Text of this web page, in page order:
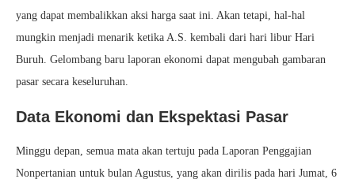
yang dapat membalikkan aksi harga saat ini. Akan tetapi, hal-hal
mungkin menjadi menarik ketika A.S. kembali dari hari libur Hari
Buruh. Gelombang baru laporan ekonomi dapat mengubah gambaran
pasar secara keseluruhan.
Data Ekonomi dan Ekspektasi Pasar
Minggu depan, semua mata akan tertuju pada Laporan Penggajian
Nonpertanian untuk bulan Agustus, yang akan dirilis pada hari Jumat, 6